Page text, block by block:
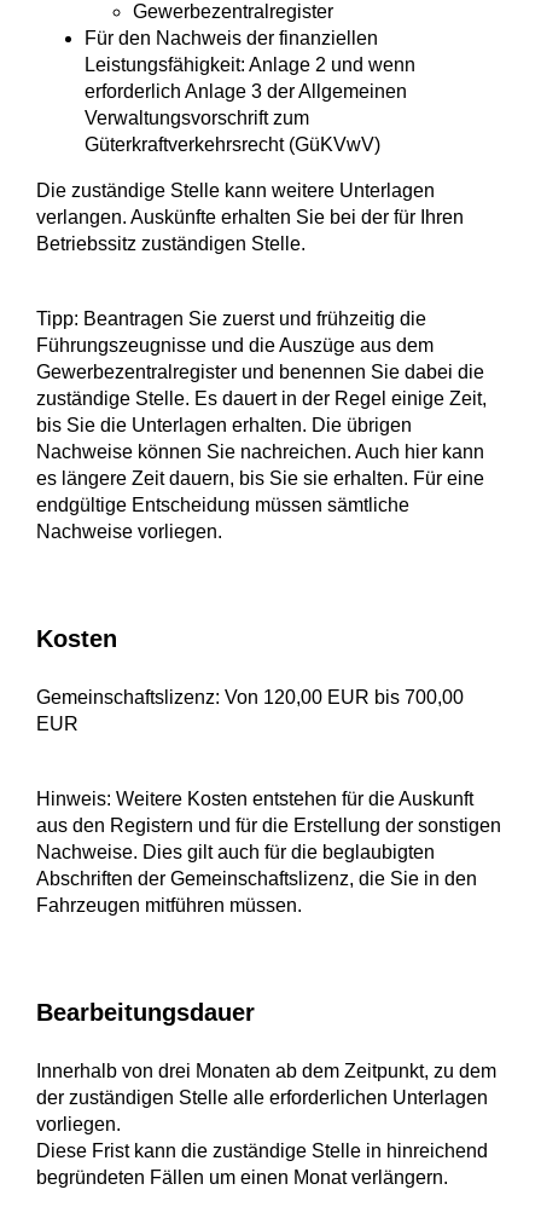
Gewerbezentralregister
Für den Nachweis der finanziellen
Leistungsfähigkeit: Anlage 2 und wenn
erforderlich Anlage 3 der Allgemeinen
Verwaltungsvorschrift zum
Güterkraftverkehrsrecht (GüKVwV)
Die zuständige Stelle kann weitere Unterlagen
verlangen. Auskünfte erhalten Sie bei der für Ihren
Betriebssitz zuständigen Stelle.
Tipp: Beantragen Sie zuerst und frühzeitig die
Führungszeugnisse und die Auszüge aus dem
Gewerbezentralregister und benennen Sie dabei die
zuständige Stelle. Es dauert in der Regel einige Zeit,
bis Sie die Unterlagen erhalten. Die übrigen
Nachweise können Sie nachreichen. Auch hier kann
es längere Zeit dauern, bis Sie sie erhalten. Für eine
endgültige Entscheidung müssen sämtliche
Nachweise vorliegen.
Kosten
Gemeinschaftslizenz: Von 120,00 EUR bis 700,00
EUR
Hinweis: Weitere Kosten entstehen für die Auskunft
aus den Registern und für die Erstellung der sonstigen
Nachweise. Dies gilt auch für die beglaubigten
Abschriften der Gemeinschaftslizenz, die Sie in den
Fahrzeugen mitführen müssen.
Bearbeitungsdauer
Innerhalb von drei Monaten ab dem Zeitpunkt, zu dem
der zuständigen Stelle alle erforderlichen Unterlagen
vorliegen.
Diese Frist kann die zuständige Stelle in hinreichend
begründeten Fällen um einen Monat verlängern.